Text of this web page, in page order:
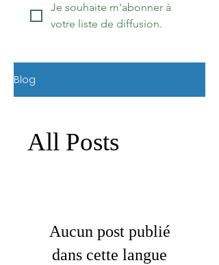
Je souhaite m'abonner à
votre liste de diffusion.
Blog
All Posts
Aucun post publié
dans cette langue